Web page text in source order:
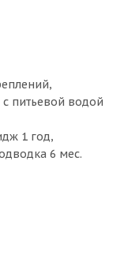
питьевой водой
1 год,
6 мес.